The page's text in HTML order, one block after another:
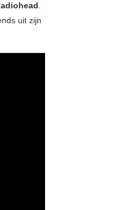
.
uit zijn